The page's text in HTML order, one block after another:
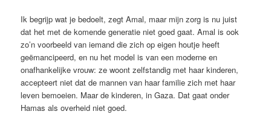
Ik begrijp wat je bedoelt, zegt Amal, maar mijn zorg is nu juist
dat het met de komende generatie niet goed gaat. Amal is ook
zo’n voorbeeld van iemand die zich op eigen houtje heeft
geëmancipeerd, en nu het model is van een moderne en
onafhankelijke vrouw: ze woont zelfstandig met haar kinderen,
accepteert niet dat de mannen van haar familie zich met haar
leven bemoeien. Maar de kinderen, in Gaza. Dat gaat onder
Hamas als overheid niet goed.